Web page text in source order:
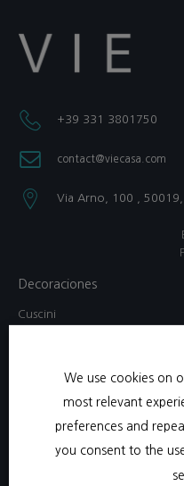
+39 331 3801750​
contact@viecasa.com
Via Arno, 100 , 50019,
Decoraciones
Cuscini
Scatola di gioielli
We use cookies on
most relevant
preferences and
you consent to the